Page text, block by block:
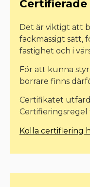
Det är viktigt att
fackmässigt sätt,
fastighet och i
För att kunna
borrare finns
Certifikatet
Kolla certifiering